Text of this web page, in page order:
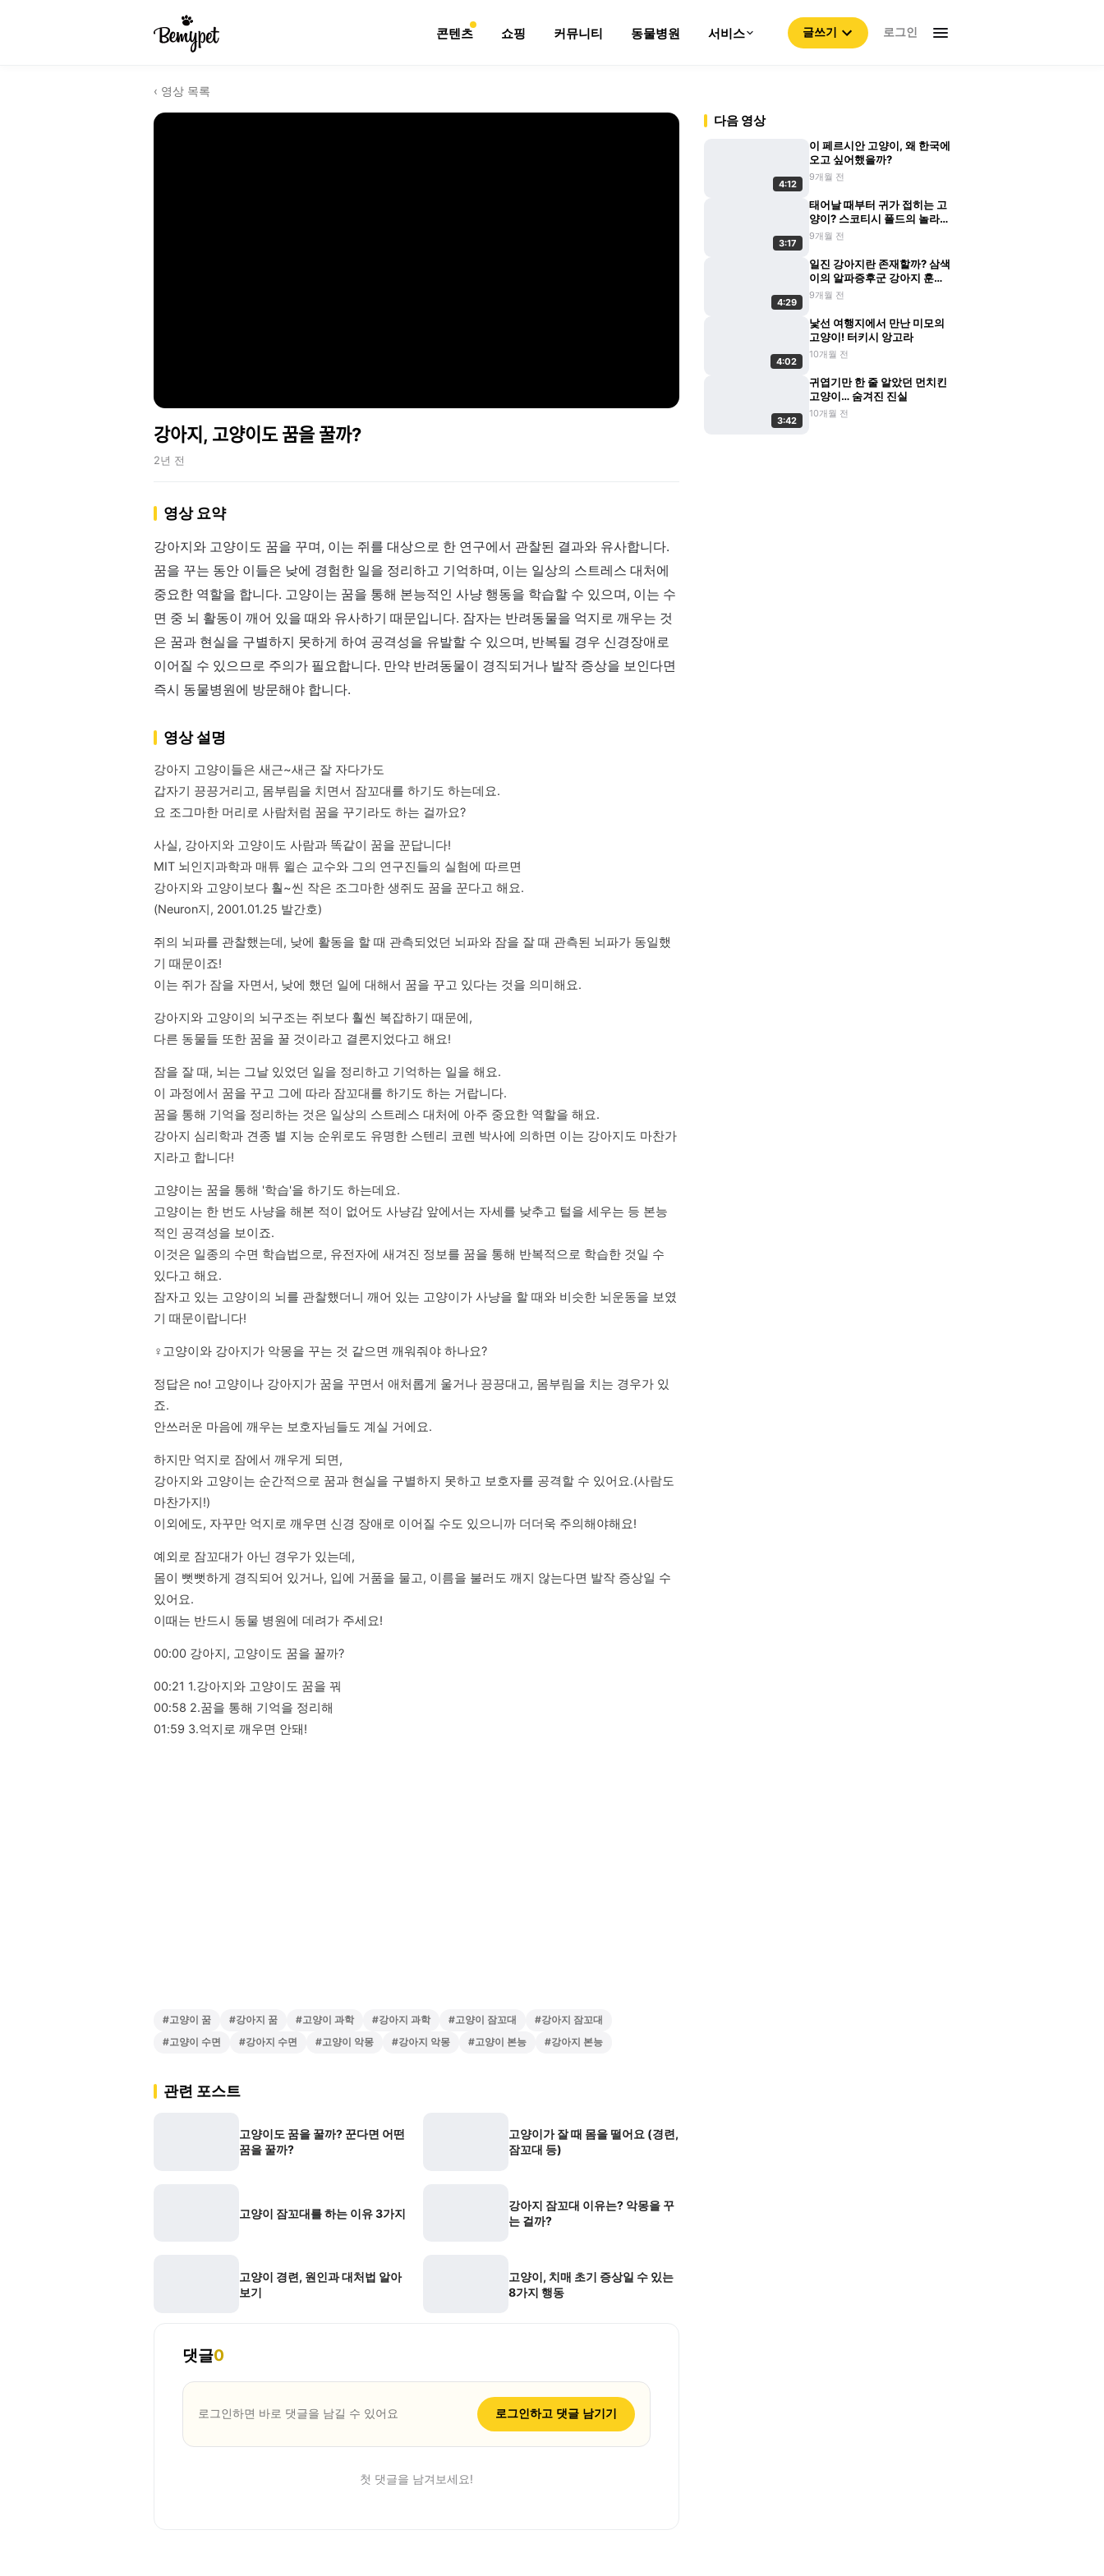
콘텐츠 쇼핑 커뮤니티 동물병원 서비스 글쓰기 로그인
‹ 영상 목록
강아지, 고양이도 꿈을 꿀까?
2년 전
영상 요약
강아지와 고양이도 꿈을 꾸며, 이는 쥐를 대상으로 한 연구에서 관찰된 결과와 유사합니다.
꿈을 꾸는 동안 이들은 낮에 경험한 일을 정리하고 기억하며, 이는 일상의 스트레스 대처에
중요한 역할을 합니다. 고양이는 꿈을 통해 본능적인 사냥 행동을 학습할 수 있으며, 이는 수
면 중 뇌 활동이 깨어 있을 때와 유사하기 때문입니다. 잠자는 반려동물을 억지로 깨우는 것
은 꿈과 현실을 구별하지 못하게 하여 공격성을 유발할 수 있으며, 반복될 경우 신경장애로
이어질 수 있으므로 주의가 필요합니다. 만약 반려동물이 경직되거나 발작 증상을 보인다면
즉시 동물병원에 방문해야 합니다.
영상 설명
강아지 고양이들은 새근~새근 잘 자다가도
갑자기 끙끙거리고, 몸부림을 치면서 잠꼬대를 하기도 하는데요.
요 조그마한 머리로 사람처럼 꿈을 꾸기라도 하는 걸까요?
사실, 강아지와 고양이도 사람과 똑같이 꿈을 꾼답니다!
MIT 뇌인지과학과 매튜 윌슨 교수와 그의 연구진들의 실험에 따르면
강아지와 고양이보다 훨~씬 작은 조그마한 생쥐도 꿈을 꾼다고 해요.
(Neuron지, 2001.01.25 발간호)
쥐의 뇌파를 관찰했는데, 낮에 활동을 할 때 관측되었던 뇌파와 잠을 잘 때 관측된 뇌파가 동일했
기 때문이죠!
이는 쥐가 잠을 자면서, 낮에 했던 일에 대해서 꿈을 꾸고 있다는 것을 의미해요.
강아지와 고양이의 뇌구조는 쥐보다 훨씬 복잡하기 때문에,
다른 동물들 또한 꿈을 꿀 것이라고 결론지었다고 해요!
잠을 잘 때, 뇌는 그날 있었던 일을 정리하고 기억하는 일을 해요.
이 과정에서 꿈을 꾸고 그에 따라 잠꼬대를 하기도 하는 거랍니다.
꿈을 통해 기억을 정리하는 것은 일상의 스트레스 대처에 아주 중요한 역할을 해요.
강아지 심리학과 견종 별 지능 순위로도 유명한 스텐리 코렌 박사에 의하면 이는 강아지도 마찬가
지라고 합니다!
고양이는 꿈을 통해 '학습'을 하기도 하는데요.
고양이는 한 번도 사냥을 해본 적이 없어도 사냥감 앞에서는 자세를 낮추고 털을 세우는 등 본능
적인 공격성을 보이죠.
이것은 일종의 수면 학습법으로, 유전자에 새겨진 정보를 꿈을 통해 반복적으로 학습한 것일 수
있다고 해요.
잠자고 있는 고양이의 뇌를 관찰했더니 깨어 있는 고양이가 사냥을 할 때와 비슷한 뇌운동을 보였
기 때문이랍니다!
‍♀️고양이와 강아지가 악몽을 꾸는 것 같으면 깨워줘야 하나요?
정답은 no! 고양이나 강아지가 꿈을 꾸면서 애처롭게 울거나 끙끙대고, 몸부림을 치는 경우가 있
죠.
안쓰러운 마음에 깨우는 보호자님들도 계실 거에요.
하지만 억지로 잠에서 깨우게 되면,
강아지와 고양이는 순간적으로 꿈과 현실을 구별하지 못하고 보호자를 공격할 수 있어요.(사람도
마찬가지!)
이외에도, 자꾸만 억지로 깨우면 신경 장애로 이어질 수도 있으니까 더더욱 주의해야해요!
예외로 잠꼬대가 아닌 경우가 있는데,
몸이 뻣뻣하게 경직되어 있거나, 입에 거품을 물고, 이름을 불러도 깨지 않는다면 발작 증상일 수
있어요.
이때는 반드시 동물 병원에 데려가 주세요!
00:00 강아지, 고양이도 꿈을 꿀까?
00:21 1.강아지와 고양이도 꿈을 꿔
00:58 2.꿈을 통해 기억을 정리해
01:59 3.억지로 깨우면 안돼!
#고양이 꿈 #강아지 꿈 #고양이 과학 #강아지 과학 #고양이 잠꼬대 #강아지 잠꼬대
#고양이 수면 #강아지 수면 #고양이 악몽 #강아지 악몽 #고양이 본능 #강아지 본능
관련 포스트
고양이도 꿈을 꿀까? 꾼다면 어떤
꿈을 꿀까?
고양이가 잘 때 몸을 떨어요 (경련,
잠꼬대 등)
고양이 잠꼬대를 하는 이유 3가지
강아지 잠꼬대 이유는? 악몽을 꾸
는 걸까?
고양이 경련, 원인과 대처법 알아
보기
고양이, 치매 초기 증상일 수 있는
8가지 행동
댓글0
로그인하면 바로 댓글을 남길 수 있어요 로그인하고 댓글 남기기
첫 댓글을 남겨보세요!
다음 영상
4:12
이 페르시안 고양이, 왜 한국에
오고 싶어했을까?
9개월 전
3:17
태어날 때부터 귀가 접히는 고
양이? 스코티시 폴드의 놀라운
비밀
9개월 전
4:29
일진 강아지란 존재할까? 삼색
이의 알파증후군 강아지 훈육
기
9개월 전
4:02
낯선 여행지에서 만난 미모의
고양이! 터키시 앙고라
10개월 전
3:42
귀엽기만 한 줄 알았던 먼치킨
고양이… 숨겨진 진실
10개월 전